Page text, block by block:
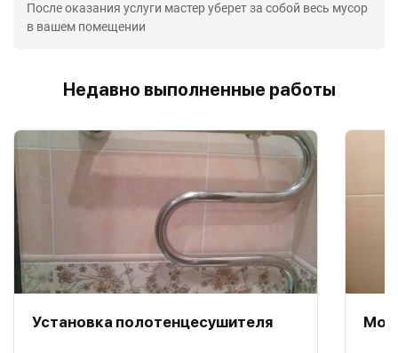
После оказания услуги мастер уберет за собой весь мусор
в вашем помещении
Недавно выполненные работы
Установка полотенцесушителя